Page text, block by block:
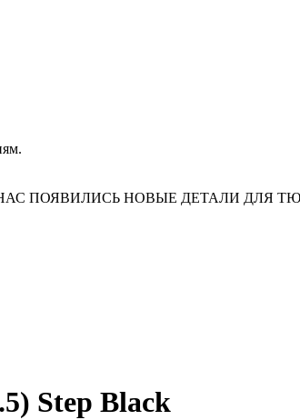
У НАС ПОЯВИЛИСЬ НОВЫЕ ДЕТАЛИ ДЛЯ
Step Black